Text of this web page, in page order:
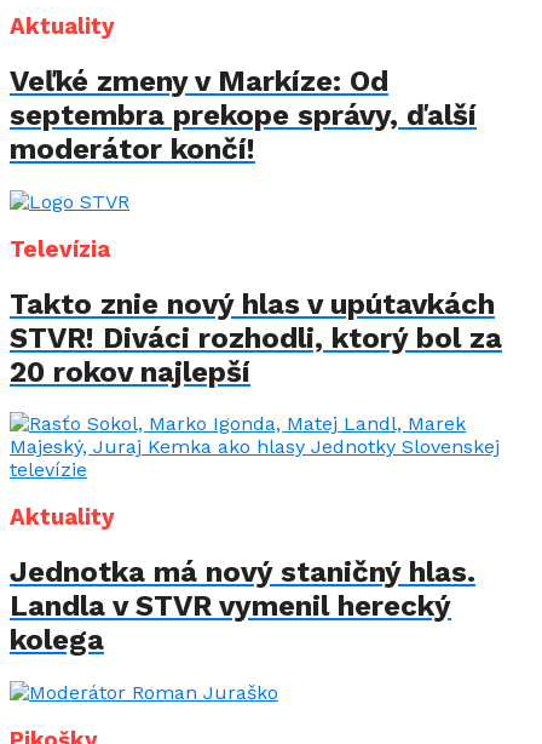
Aktuality
Veľké zmeny v Markíze: Od
septembra prekope správy, ďalší
moderátor končí!
Televízia
Takto znie nový hlas v upútavkách
STVR! Diváci rozhodli, ktorý bol za
20 rokov najlepší
Aktuality
Jednotka má nový staničný hlas.
Landla v STVR vymenil herecký
kolega